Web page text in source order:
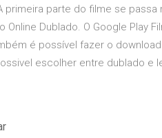
parte do filme se passa
Online Dublado. O Google Play
é possível fazer o
escolher entre dublado e